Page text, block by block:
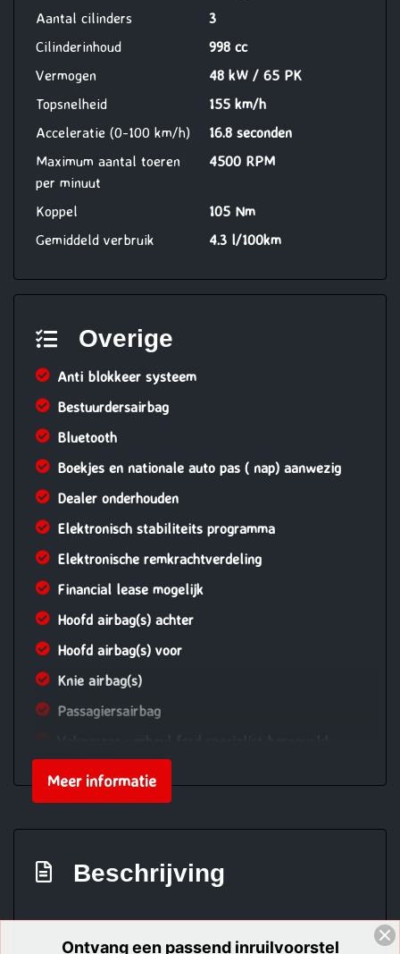
Aantal cilinders
3
Cilinderinhoud
998 cc
Vermogen
48 kW / 65 PK
Topsnelheid
155 km/h
Acceleratie (0-100 km/h)
16.8 seconden
Maximum aantal toeren
per minuut
4500 RPM
Koppel
105 Nm
Gemiddeld verbruik
4.3 l/100km
Overige
Anti blokkeer systeem
Bestuurdersairbag
Bluetooth
Boekjes en nationale auto pas ( nap) aanwezig
Dealer onderhouden
Elektronisch stabiliteits programma
Elektronische remkrachtverdeling
Financial lease mogelijk
Hoofd airbag(s) achter
Hoofd airbag(s) voor
Knie airbag(s)
Passagiersairbag
Zij airbag(s) voor
Exterieur
Achterspoiler
Buitenspiegels elektrisch verstel- en
Meer informatie
Beschrijving
Ontvang een passend inruilvoorstel